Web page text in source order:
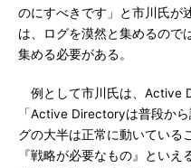
のにすべきです」と市川氏が
は、ログを漠然と集めるので
集める必要がある。
例として市川氏は、Active
「Active Directoryは普段か
グの大半は正常に動いている
『戦略が必要なもの』とい